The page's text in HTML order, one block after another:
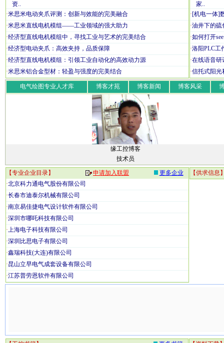
资..
·米思米电动夹爪评测：创新与效能的完美融合
·米思米直线电机模组——工业领域的强大助力
·经济型直线电机模组中，寻找工业与艺术的完美结合
·经济型电动夹爪：高效夹持，品质保障
·经济型直线电机模组：引领工业自动化的高效动力源
·米思米铝合金型材：轻盈与强度的完美结合
家..
·[机电一体]
·油井下的硫
·如何打开
·洛阳PLC工
·在线语音
·信托式阳光
电气绘图专业人才库 博客才苑 博客新闻 博客风采
缘工控博客
技术员
【专业企业目录】
申请加入联盟
更多企业
·北京科力通电气股份有限公司
·长春市迪泰尔机械有限公司
·南京易佳捷电气设计软件有限公司
·深圳市哪吒科技有限公司
·上海电子科技有限公司
·深圳比思电子有限公司
·鑫瑞科技(大连)有限公司
·昆山立早电气成套设备有限公司
·江苏普劳恩软件有限公司
【供求信息